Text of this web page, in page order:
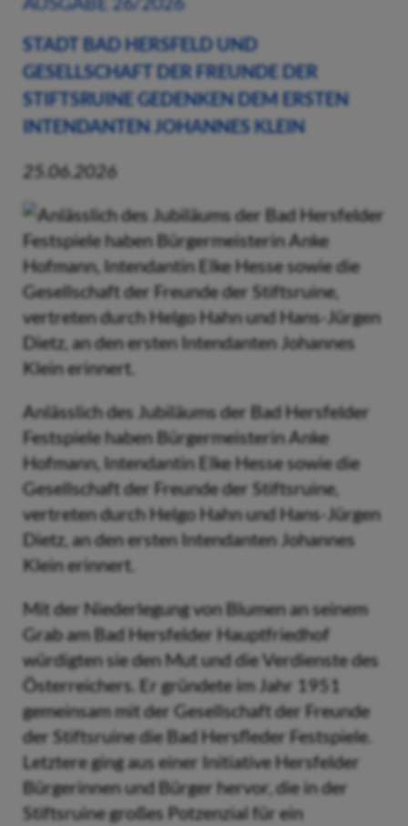
STADT BAD HERSFELD UND
GESELLSCHAFT DER FREUNDE DER
STIFTSRUINE GEDENKEN DEM ERSTEN
INTENDANTEN JOHANNES KLEIN
25.06.2026
Anlässlich des Jubiläums der Bad Hersfelder
Festspiele haben Bürgermeisterin Anke
Hofmann, Intendantin Elke Hesse sowie die
Gesellschaft der Freunde der Stiftsruine,
vertreten durch Helgo Hahn und Hans-Jürgen
Dietz, an den ersten Intendanten Johannes
Klein erinnert.
Mit der Niederlegung von Blumen an seinem
Grab am Bad Hersfelder Hauptfriedhof
würdigten sie den Mut und die Verdienste des
Österreichers. Er gründete im Jahr 1951
gemeinsam mit der Gesellschaft der Freunde
der Stiftsruine die Bad Hersfleder Festspiele.
Letztere ging aus einer Initiative Hersfelder
Bürgerinnen und Bürger hervor, die in der
Stiftsruine großes Potzenzial für ein